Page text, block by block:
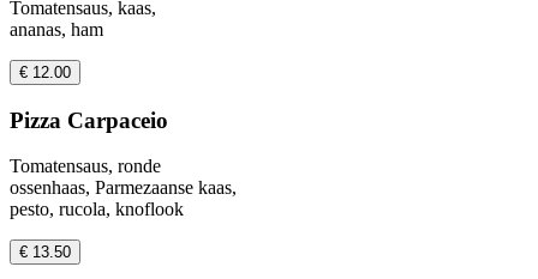
Tomatensaus, kaas,
ananas, ham
€ 12.00
Pizza Carpaceio
Tomatensaus, ronde
ossenhaas, Parmezaanse kaas,
pesto, rucola, knoflook
€ 13.50